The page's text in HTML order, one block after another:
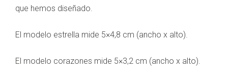
que hemos diseñado.
El modelo estrella mide 5×4,8 cm (ancho x alto).
El modelo corazones mide 5×3,2 cm (ancho x alto).